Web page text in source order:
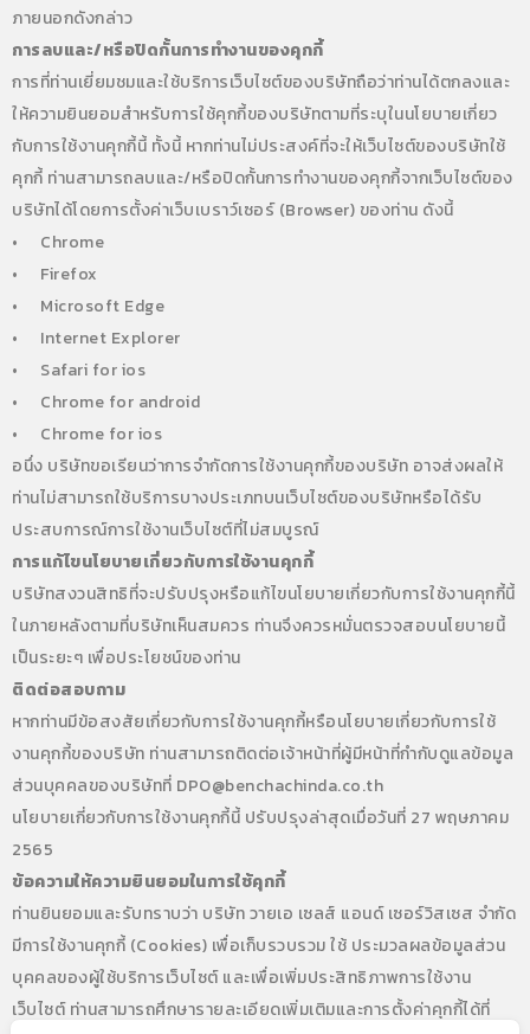
ภายนอกดังกล่าว
การลบและ/หรือปิดกั้นการทำงานของคุกกี้
การที่ท่านเยี่ยมชมและใช้บริการเว็บไซต์ของบริษัทถือว่าท่านได้ตกลงและ
ให้ความยินยอมสำหรับการใช้คุกกี้ของบริษัทตามที่ระบุในนโยบายเกี่ยว
กับการใช้งานคุกกี้นี้ ทั้งนี้ หากท่านไม่ประสงค์ที่จะให้เว็บไซต์ของบริษัทใช้
คุกกี้ ท่านสามารถลบและ/หรือปิดกั้นการทำงานของคุกกี้จากเว็บไซต์ของ
บริษัทได้โดยการตั้งค่าเว็บเบราว์เซอร์ (Browser) ของท่าน ดังนี้
•
Chrome
•
Firefox
•
Microsoft Edge
•
Internet Explorer
•
Safari for ios
•
Chrome for android
•
Chrome for ios
อนึ่ง บริษัทขอเรียนว่าการจำกัดการใช้งานคุกกี้ของบริษัท อาจส่งผลให้
ท่านไม่สามารถใช้บริการบางประเภทบนเว็บไซต์ของบริษัทหรือได้รับ
ประสบการณ์การใช้งานเว็บไซต์ที่ไม่สมบูรณ์
การแก้ไขนโยบายเกี่ยวกับการใช้งานคุกกี้
บริษัทสงวนสิทธิที่จะปรับปรุงหรือแก้ไขนโยบายเกี่ยวกับการใช้งานคุกกี้นี้
ในภายหลังตามที่บริษัทเห็นสมควร ท่านจึงควรหมั่นตรวจสอบนโยบายนี้
เป็นระยะๆ เพื่อประโยชน์ของท่าน
ติดต่อสอบถาม
หากท่านมีข้อสงสัยเกี่ยวกับการใช้งานคุกกี้หรือนโยบายเกี่ยวกับการใช้
งานคุกกี้ของบริษัท ท่านสามารถติดต่อเจ้าหน้าที่ผู้มีหน้าที่กำกับดูแลข้อมูล
ส่วนบุคคลของบริษัทที่ DPO@benchachinda.co.th
นโยบายเกี่ยวกับการใช้งานคุกกี้นี้ ปรับปรุงล่าสุดเมื่อวันที่ 27 พฤษภาคม
2565
ข้อความให้ความยินยอมในการใช้คุกกี้
ท่านยินยอมและรับทราบว่า บริษัท วายเอ เซลส์ แอนด์ เซอร์วิสเซส จำกัด
มีการใช้งานคุกกี้ (Cookies) เพื่อเก็บรวบรวม ใช้ ประมวลผลข้อมูลส่วน
บุคคลของผู้ใช้บริการเว็บไซต์ และเพื่อเพิ่มประสิทธิภาพการใช้งาน
เว็บไซต์ ท่านสามารถศึกษารายละเอียดเพิ่มเติมและการตั้งค่าคุกกี้ได้ที่